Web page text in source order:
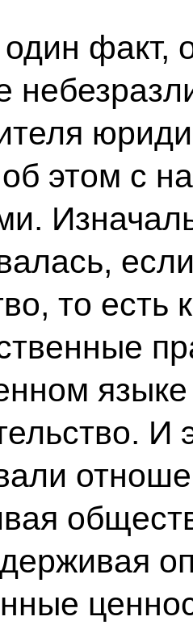
факт,
этом с
то есть
И